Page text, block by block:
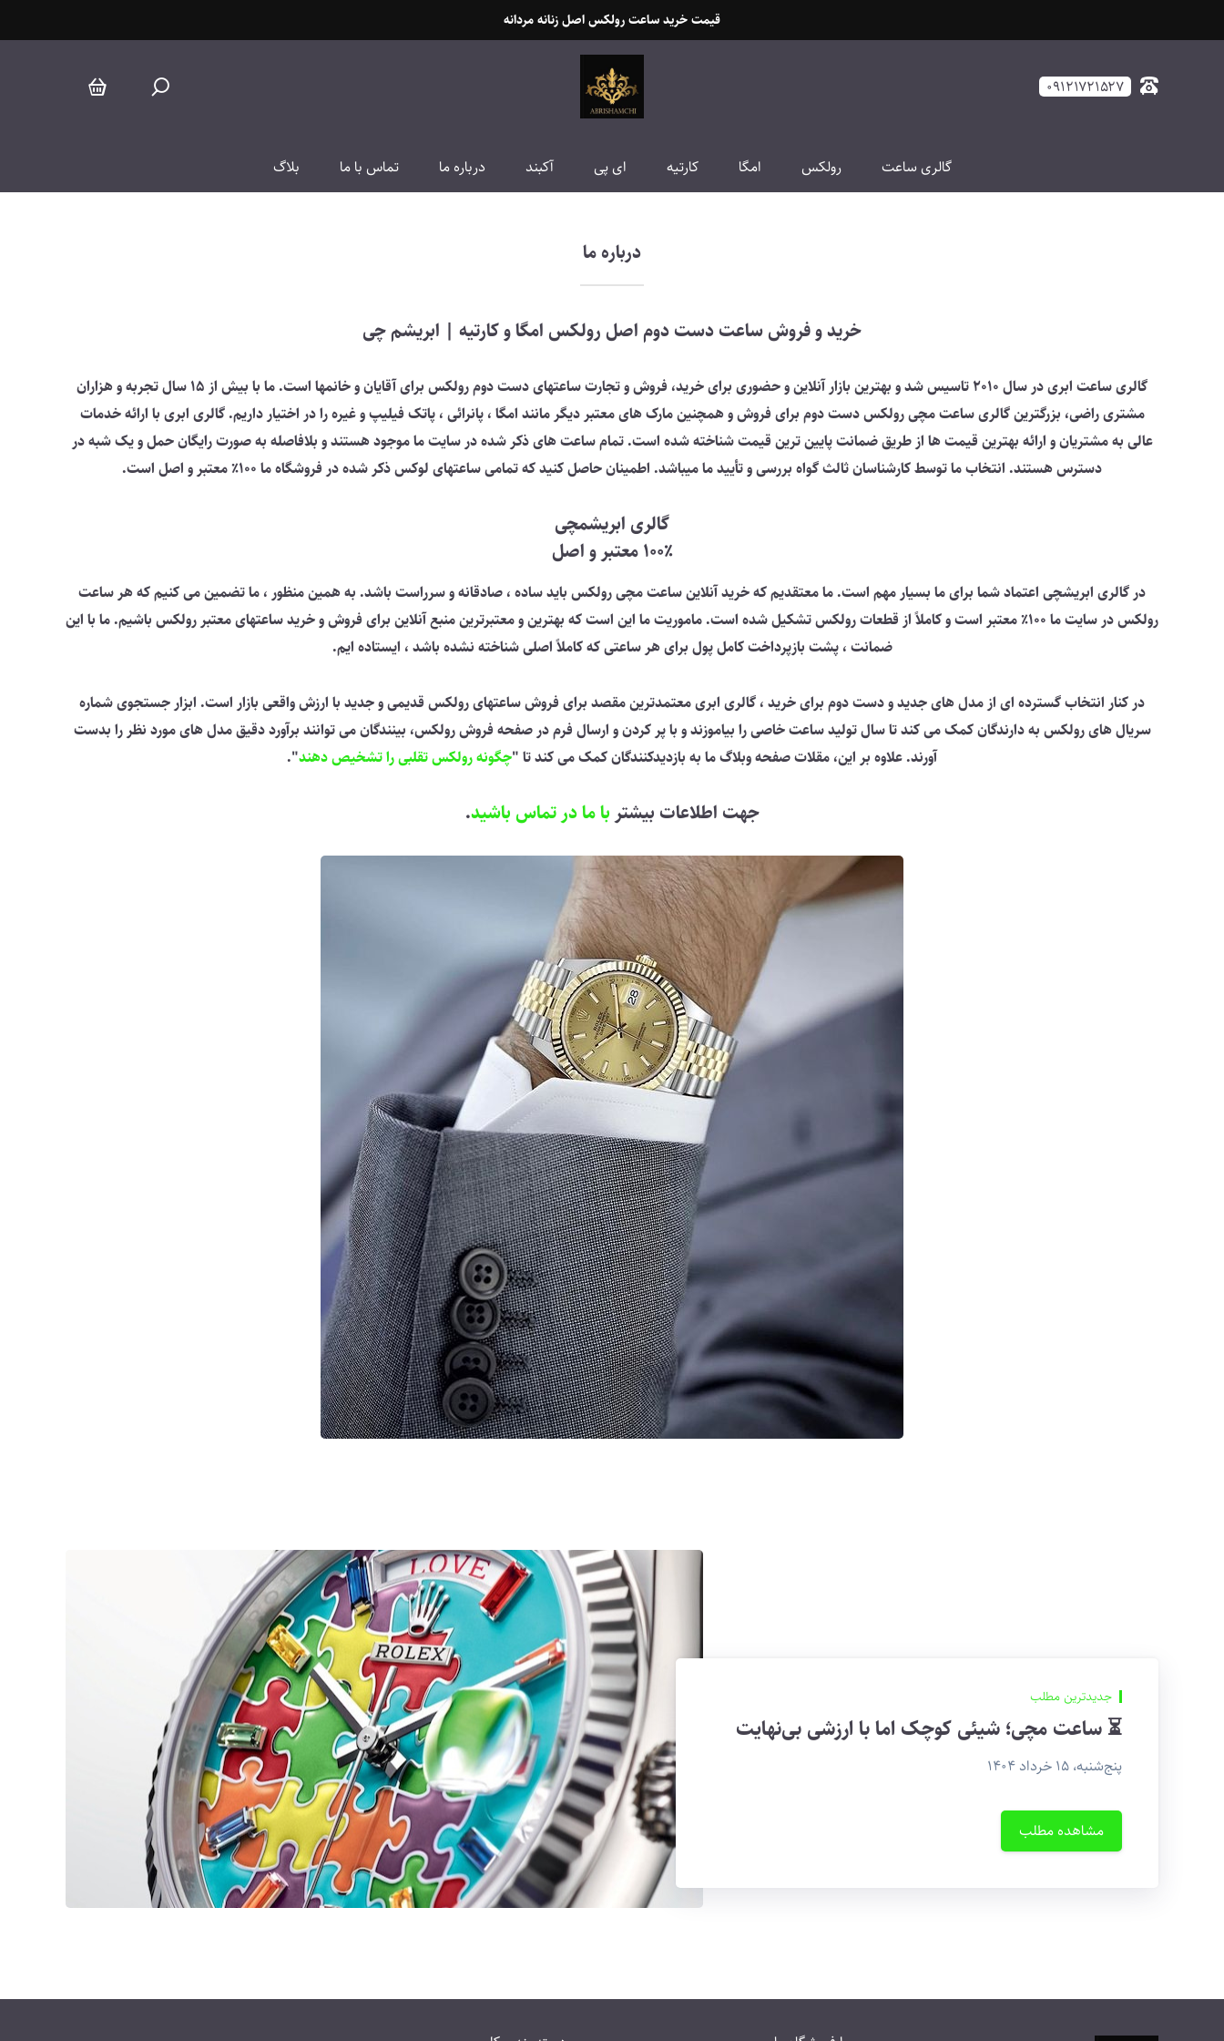
قیمت خرید ساعت رولکس اصل زنانه مردانه
۰۹۱۲۱۷۲۱۵۲۷
گالری ساعت رولکس امگا کارتیه ای پی آکبند درباره ما تماس با ما بلاگ
درباره ما
خرید و فروش ساعت دست دوم اصل رولکس امگا و کارتیه | ابریشم چی
گالری ساعت ابری در سال 2010 تاسیس شد و بهترین بازار آنلاین و حضوری برای خرید، فروش و تجارت ساعتهای دست دوم رولکس برای آقایان و خانمها است. ما با بیش از 15 سال تجربه و هزاران
مشتری راضی، بزرگترین گالری ساعت مچی رولکس دست دوم برای فروش و همچنین مارک های معتبر دیگر مانند امگا ، پانرائی ، پاتک فیلیپ و غیره را در اختیار داریم. گالری ابری با ارائه خدمات
عالی به مشتریان و ارائه بهترین قیمت ها از طریق ضمانت پایین ترین قیمت شناخته شده است. تمام ساعت های ذکر شده در سایت ما موجود هستند و بلافاصله به صورت رایگان حمل و یک شبه در
دسترس هستند. انتخاب ما توسط کارشناسان ثالث گواه بررسی و تأیید ما میباشد. اطمینان حاصل کنید که تمامی ساعتهای لوکس ذکر شده در فروشگاه ما 100٪ معتبر و اصل است.
گالری ابریشمچی
100٪ معتبر و اصل
در گالری ابریشچی اعتماد شما برای ما بسیار مهم است. ما معتقدیم که خرید آنلاین ساعت مچی رولکس باید ساده ، صادقانه و سرراست باشد. به همین منظور ، ما تضمین می کنیم که هر ساعت
رولکس در سایت ما 100٪ معتبر است و کاملاً از قطعات رولکس تشکیل شده است. ماموریت ما این است که بهترین و معتبرترین منبع آنلاین برای فروش و خرید ساعتهای معتبر رولکس باشیم. ما با این
ضمانت ، پشت بازپرداخت کامل پول برای هر ساعتی که کاملاً اصلی شناخته نشده باشد ، ایستاده ایم.
در کنار انتخاب گسترده ای از مدل های جدید و دست دوم برای خرید ، گالری ابری معتمدترین مقصد برای فروش ساعتهای رولکس قدیمی و جدید با ارزش واقعی بازار است. ابزار جستجوی شماره
سریال های رولکس به دارندگان کمک می کند تا سال تولید ساعت خاصی را بیاموزند و با پر کردن و ارسال فرم در صفحه فروش رولکس، بینندگان می توانند برآورد دقیق مدل های مورد نظر را بدست
آورند. علاوه بر این، مقلات صفحه وبلاگ ما به بازدیدکنندگان کمک می کند تا "چگونه رولکس تقلبی را تشخیص دهند".
جهت اطلاعات بیشتر با ما در تماس باشید.
جدیدترین مطلب
⏳ ساعت مچی؛ شیئی کوچک اما با ارزشی بی‌نهایت
پنج‌شنبه، ۱۵ خرداد ۱۴۰۴
مشاهده مطلب